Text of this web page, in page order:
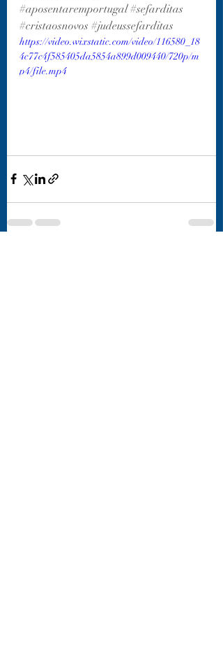
#aposentaremportugal #sefarditas
#cristaosnovos #judeussefarditas
https://video.wixstatic.com/video/116580_18
4c77c4f585405da5854a899d009440/720p/m
p4/file.mp4